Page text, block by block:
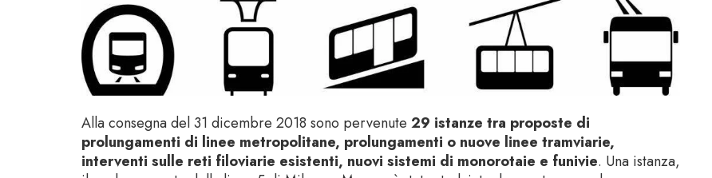
Alla consegna del 31 dicembre 2018 sono pervenute 29 istanze tra proposte di
prolungamenti di linee metropolitane, prolungamenti o nuove linee tramviarie,
interventi sulle reti filoviarie esistenti, nuovi sistemi di monorotaie e funivie. Una istanza,